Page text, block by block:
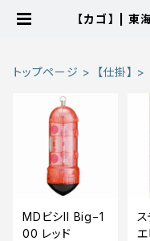
【カゴ】 |
トップページ 【仕掛】
MDビシII Big−1
00 レッド